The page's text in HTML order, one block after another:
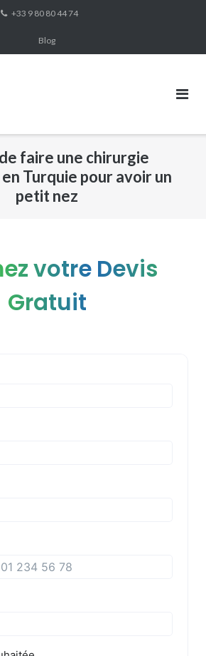
+33 9 80 80 44 74
Blog
faire une chirurgie
Turquie pour avoir un
petit nez
votre Devis
Gratuit